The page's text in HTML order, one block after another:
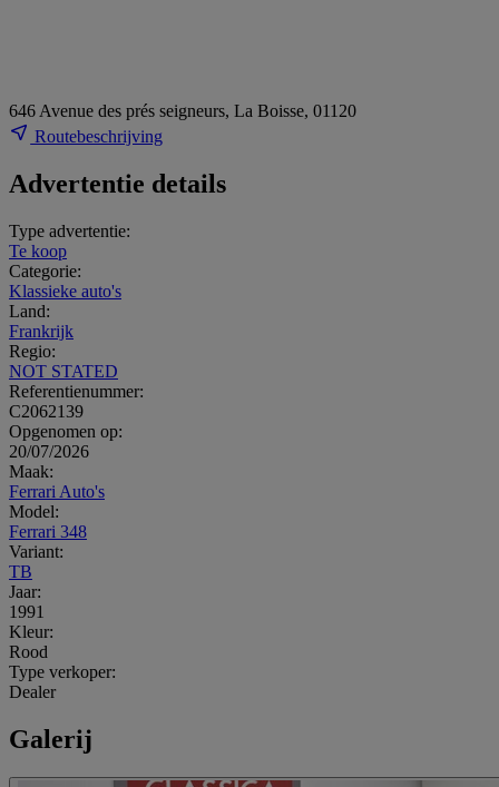
646 Avenue des prés seigneurs, La Boisse, 01120
Routebeschrijving
Advertentie details
Type advertentie:
Te koop
Categorie:
Klassieke auto's
Land:
Frankrijk
Regio:
NOT STATED
Referentienummer:
C2062139
Opgenomen op:
20/07/2026
Maak:
Ferrari Auto's
Model:
Ferrari 348
Variant:
TB
Jaar:
1991
Kleur:
Rood
Type verkoper:
Dealer
Galerij